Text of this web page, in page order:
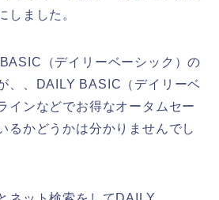
しました。
（デイリーベーシック）の
、、DAILY BASIC（デイリーベ
インなどでお得なオータムセー
るかどうかは分かりませんでし